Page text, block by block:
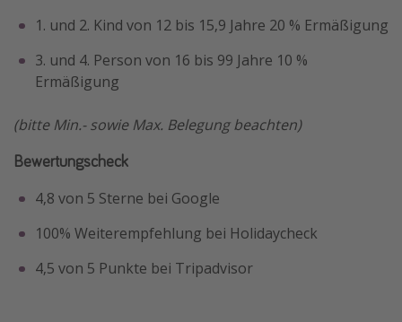
1. und 2. Kind von 12 bis 15,9 Jahre 20 % Ermäßigung
3. und 4. Person von 16 bis 99 Jahre 10 %
Ermäßigung
(bitte Min.- sowie Max. Belegung beachten)
Bewertungscheck
4,8 von 5 Sterne bei Google
100% Weiterempfehlung bei Holidaycheck
4,5 von 5 Punkte bei Tripadvisor